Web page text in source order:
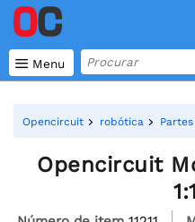
 Menu
Opencircuit robótica
Opencircuit